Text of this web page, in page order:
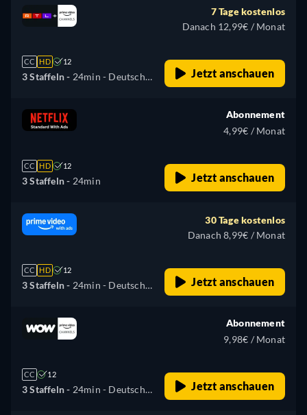
CC HD 12
3 Staffeln - 24min - Deutsch,
7 Tage kostenlos
Danach 12,99€ / Monat
Jetzt anschauen
CC HD 12
3 Staffeln - 24min
Abonnement
4,99€ / Monat
Jetzt anschauen
CC HD 12
3 Staffeln - 24min - Deutsch,
30 Tage kostenlos
Danach 8,99€ / Monat
Jetzt anschauen
CC 12
3 Staffeln - 24min - Deutsch,
Abonnement
9,98€ / Monat
Jetzt anschauen